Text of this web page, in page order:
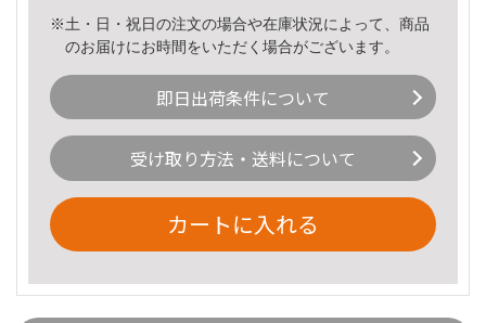
※土・日・祝日の注文の場合や在庫状況によって、商品
のお届けにお時間をいただく場合がございます。
即日出荷条件について
受け取り方法・送料について
カートに入れる